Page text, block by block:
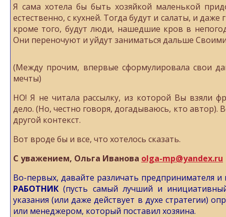
Я сама хотела бы быть хозяйкой маленькой
естественно, с кухней. Тогда будут и салаты, и
кроме того, будут люди, нашедшие кров в
Они переночуют и уйдут заниматься дальше
(Между прочим, впервые сформулировала свои
мечты)
НО! Я не читала рассылку, из которой Вы взяли
дело. (Но, честно говоря, догадываюсь, кто автор).
другой контекст.
Вот вроде бы и все, что хотелось сказать.
С уважением, Ольга Иванова olga-mp@yandex.ru
Во-первых, давайте различать предпринимателя и
РАБОТНИК (пусть самый лучший и
указания (или даже действует в духе стратегии)
или менеджером, который поставил хозяина.